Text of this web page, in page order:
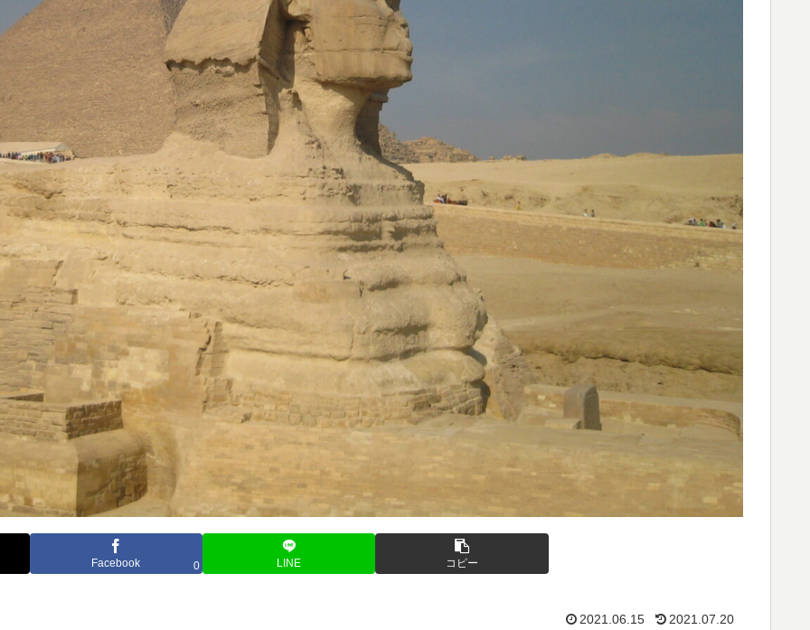
Facebook 0 LINE コピー
2021.06.15 2021.07.20